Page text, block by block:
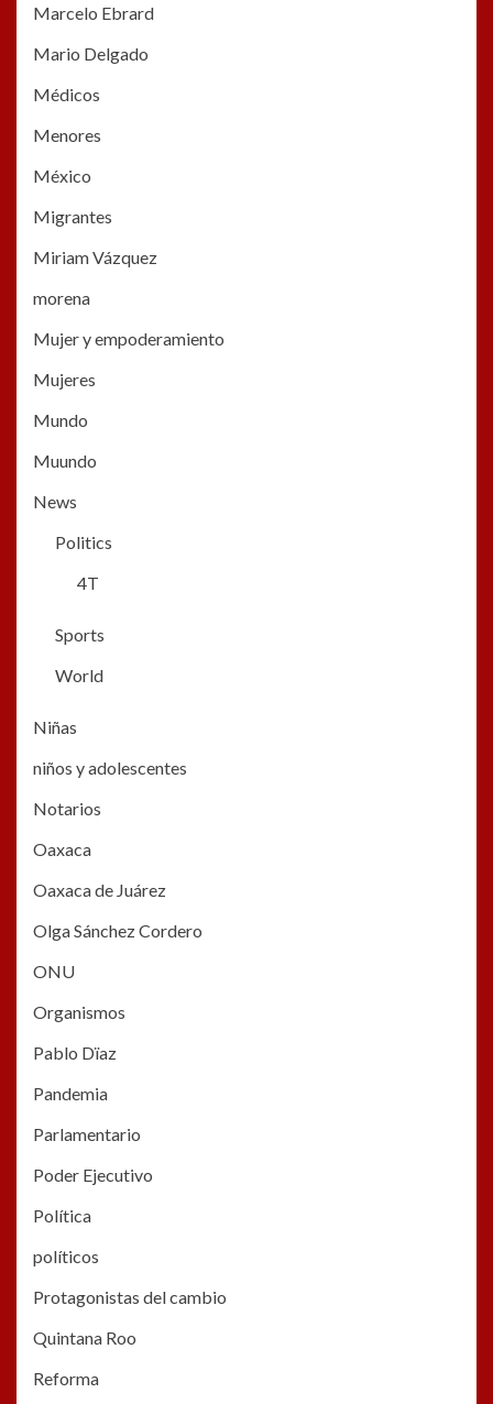
Marcelo Ebrard
Mario Delgado
Médicos
Menores
México
Migrantes
Miriam Vázquez
morena
Mujer y empoderamiento
Mujeres
Mundo
Muundo
News
Politics
4T
Sports
World
Niñas
niños y adolescentes
Notarios
Oaxaca
Oaxaca de Juárez
Olga Sánchez Cordero
ONU
Organismos
Pablo Dïaz
Pandemia
Parlamentario
Poder Ejecutivo
Política
políticos
Protagonistas del cambio
Quintana Roo
Reforma